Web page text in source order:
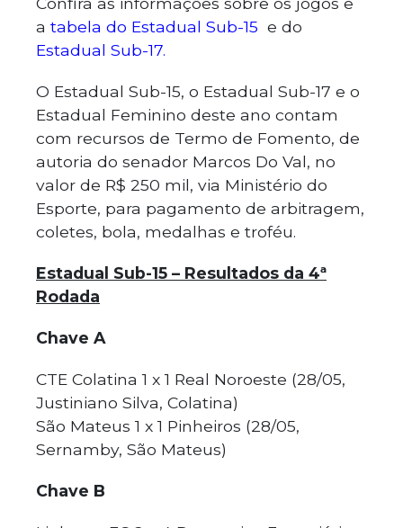
a tabela do Estadual Sub-15 e do
Estadual Sub-17.
O Estadual Sub-15, o Estadual Sub-17 e o
Estadual Feminino deste ano contam
com recursos de Termo de Fomento, de
autoria do senador Marcos Do Val, no
valor de R$ 250 mil, via Ministério do
Esporte, para pagamento de arbitragem,
coletes, bola, medalhas e troféu.
Estadual Sub-15 – Resultados da 4ª
Rodada
Chave A
CTE Colatina 1 x 1 Real Noroeste (28/05,
Justiniano Silva, Colatina)
São Mateus 1 x 1 Pinheiros (28/05,
Sernamby, São Mateus)
Chave B